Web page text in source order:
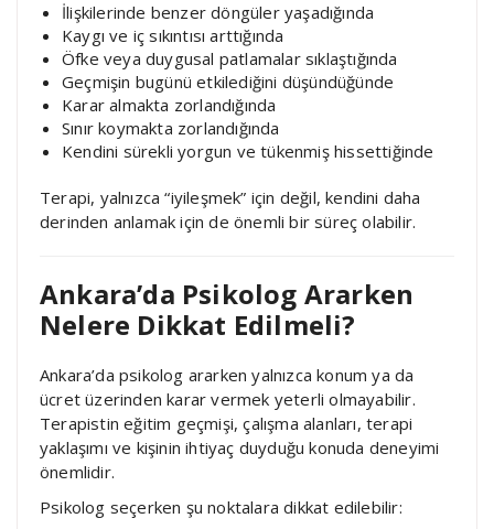
İlişkilerinde benzer döngüler yaşadığında
Kaygı ve iç sıkıntısı arttığında
Öfke veya duygusal patlamalar sıklaştığında
Geçmişin bugünü etkilediğini düşündüğünde
Karar almakta zorlandığında
Sınır koymakta zorlandığında
Kendini sürekli yorgun ve tükenmiş hissettiğinde
Terapi, yalnızca “iyileşmek” için değil, kendini daha
derinden anlamak için de önemli bir süreç olabilir.
Ankara’da Psikolog Ararken
Nelere Dikkat Edilmeli?
Ankara’da psikolog ararken yalnızca konum ya da
ücret üzerinden karar vermek yeterli olmayabilir.
Terapistin eğitim geçmişi, çalışma alanları, terapi
yaklaşımı ve kişinin ihtiyaç duyduğu konuda deneyimi
önemlidir.
Psikolog seçerken şu noktalara dikkat edilebilir: